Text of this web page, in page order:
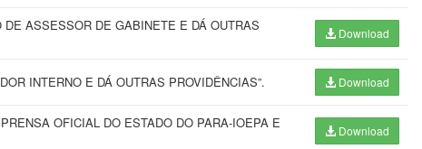
ASSESSOR DE GABINETE E DÁ OUTRAS
Download
INTERNO E DÁ OUTRAS PROVIDÊNCIAS”. Download
OFICIAL DO ESTADO DO PARA-IOEPA E
Download